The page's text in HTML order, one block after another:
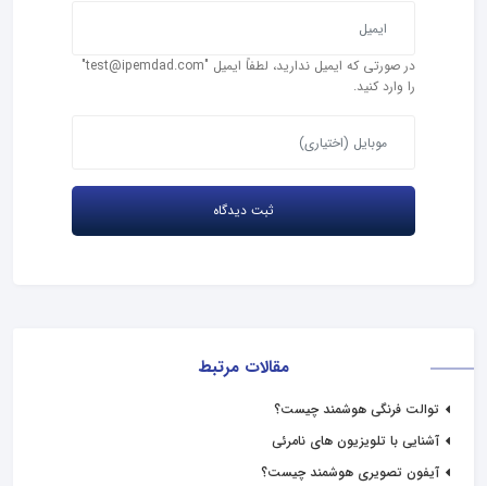
مقالات مرتبط
توالت فرنگی هوشمند چیست؟
آشنایی با تلویزیون های نامرئی
آیفون تصویری هوشمند چیست؟
در صورتی که ایمیل ندارید، لطفاً ایمیل "test@ipemdad.com"
را وارد کنید.